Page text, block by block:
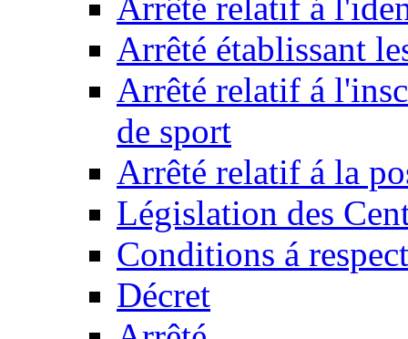
Arrêté établissant
Arrêté relatif á
de sport
Arrêté relatif á la
Législation des
Conditions á
Décret